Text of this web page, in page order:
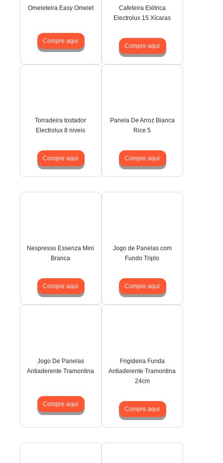
Omeleteira Easy Omelet
Compre aqui
Cafeteira Elétrica
Electrolux 15 Xícaras
Compre aqui
Torradeira tostador
Electrolux 8 niveis
Compre aqui
Panela De Arroz Bianca
Rice 5
Compre aqui
Nespresso Essenza Mini
Branca
Compre aqui
Jogo de Panelas com
Fundo Triplo
Compre aqui
Jogo De Panelas
Antiaderente Tramontina
Compre aqui
Frigideira Funda
Antiaderente Tramontina
24cm
Compre aqui